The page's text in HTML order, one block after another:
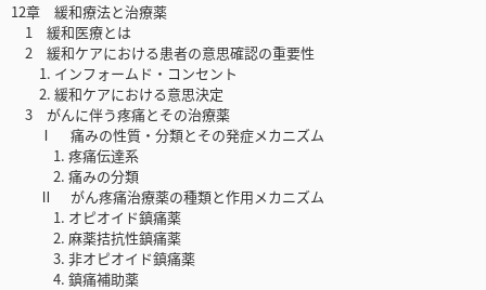
12章 緩和療法と治療薬
1 緩和医療とは
2 緩和ケアにおける患者の意思確認の重要性
1. インフォームド・コンセント
2. 緩和ケアにおける意思決定
3 がんに伴う疼痛とその治療薬
Ⅰ 痛みの性質・分類とその発症メカニズム
1. 疼痛伝達系
2. 痛みの分類
Ⅱ がん疼痛治療薬の種類と作用メカニズム
1. オピオイド鎮痛薬
2. 麻薬拮抗性鎮痛薬
3. 非オピオイド鎮痛薬
4. 鎮痛補助薬